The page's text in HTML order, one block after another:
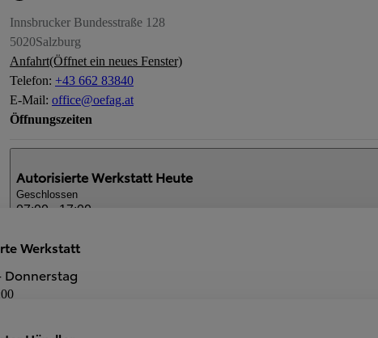
Innsbrucker Bundesstraße 128
5020Salzburg
Anfahrt(Öffnet ein neues Fenster)
Telefon: +43 662 83840
E-Mail: office@oefag.at
Öffnungszeiten
Autorisierte Werkstatt Heute
Geschlossen
07:00 - 17:00
Werkstatt
Autorisierter Händler
Geschlossen
Dienstleistungen